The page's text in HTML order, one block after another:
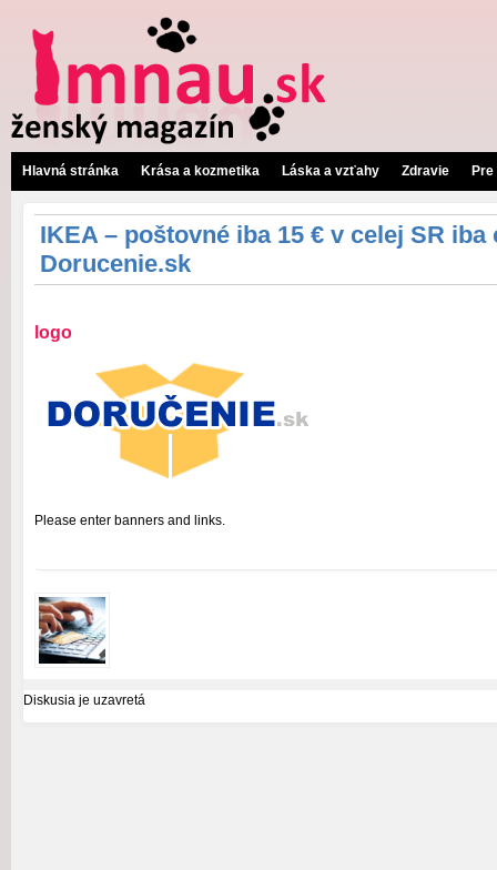
Hlavná stránka Krása a kozmetika Láska a vzťahy Zdravie
IKEA – poštovné iba 15 € v celej SR iba
Dorucenie.sk
logo
Please enter banners and links.
Diskusia je uzavretá